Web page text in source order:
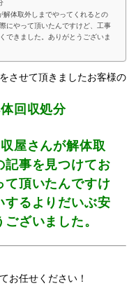
体取外しまでやってくれるとの
にやって頂いたんですけど、工事
できました。ありがとうございま
させて頂きましたお客様の
回収処分
屋さんが解体取
記事を見つけてお
て頂いたんですけ
するよりだいぶ安
ざいました。
お任せください！